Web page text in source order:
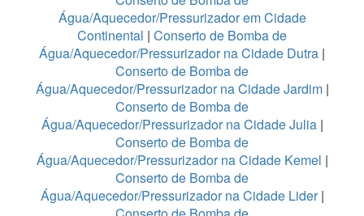
Água/Aquecedor/Pressurizador em Cidade
Continental | Conserto de Bomba de
Água/Aquecedor/Pressurizador na Cidade Dutra |
Conserto de Bomba de
Água/Aquecedor/Pressurizador na Cidade Jardim|
Conserto de Bomba de
Água/Aquecedor/Pressurizador na Cidade Julia |
Conserto de Bomba de
Água/Aquecedor/Pressurizador na Cidade Kemel |
Conserto de Bomba de
Água/Aquecedor/Pressurizador na Cidade Lider|